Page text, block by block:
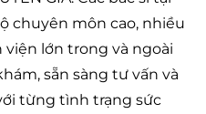
chuyên môn cao, nhiều
lớn trong và ngoài
sẵn sàng tư vấn và
từng tình trạng sức